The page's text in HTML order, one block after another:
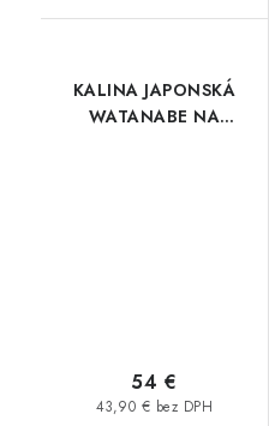
KALINA JAPONSKÁ
WATANABE NA
43,90 € bez DPH
54 €